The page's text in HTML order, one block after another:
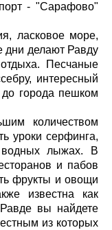
- "Сарафово"
ласковое море,
дни делают Равду
Песчаные
интересный
города пешком
количеством
уроки серфинга,
водных лыжах. В
и пабов
фрукты и овощи
известна как
вы найдете
из которых